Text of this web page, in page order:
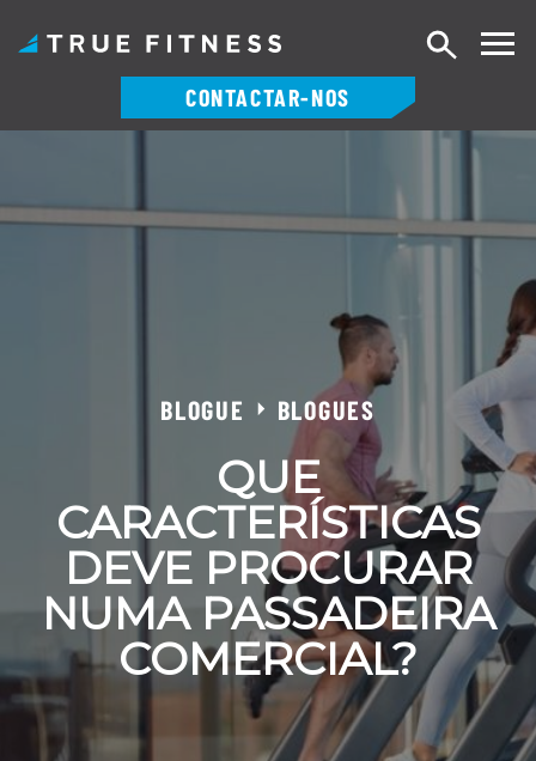
o
conteúdo
CONTACTAR-NOS
Pesquisar
BLOGUE BLOGUES
QUE
CARACTERÍSTICAS
DEVE PROCURAR
NUMA PASSADEIRA
COMERCIAL?